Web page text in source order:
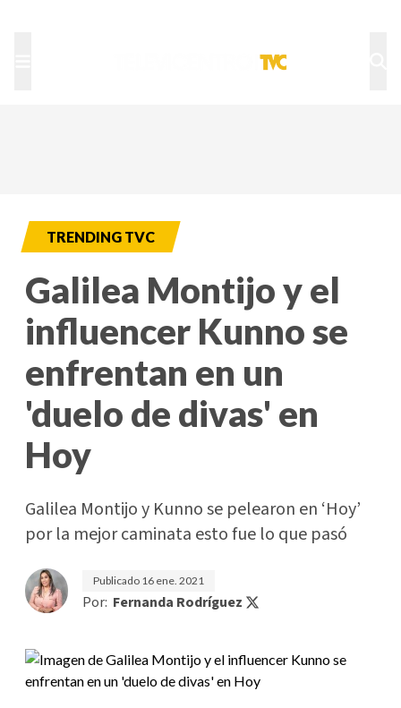
TRENDING TVC
Galilea Montijo y el
influencer Kunno se
enfrentan en un
'duelo de divas' en
Hoy
Galilea Montijo y Kunno se pelearon en ‘Hoy’
por la mejor caminata esto fue lo que pasó
Publicado 16 ene. 2021
Por: Fernanda Rodríguez